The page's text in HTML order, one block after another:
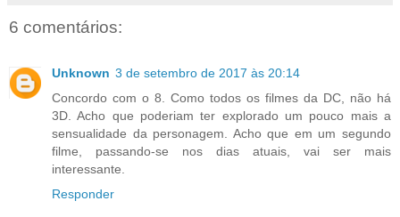
6 comentários:
Unknown 3 de setembro de 2017 às 20:14
Concordo com o 8. Como todos os filmes da DC, não há
3D. Acho que poderiam ter explorado um pouco mais a
sensualidade da personagem. Acho que em um segundo
filme, passando-se nos dias atuais, vai ser mais
interessante.
Responder